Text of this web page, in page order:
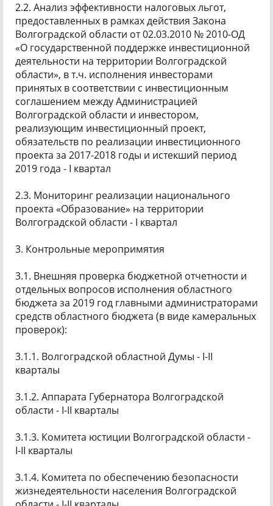
2.2. Анализ эффективности налоговых льгот,
предоставленных в рамках действия Закона
Волгоградской области от 02.03.2010 № 2010-ОД
«О государственной поддержке инвестиционной
деятельности на территории Волгоградской
области», в т.ч. исполнения инвесторами
принятых в соответствии с инвестиционным
соглашением между Администрацией
Волгоградской области и инвестором,
реализующим инвестиционный проект,
обязательств по реализации инвестиционного
проекта за 2017-2018 годы и истекший период
2019 года - I квартал
2.3. Мониторинг реализации национального
проекта «Образование» на территории
Волгоградской области - I квартал
3. Контрольные меропримятия
3.1. Внешняя проверка бюджетной отчетности и
отдельных вопросов исполнения областного
бюджета за 2019 год главными администраторами
средств областного бюджета (в виде камеральных
проверок):
3.1.1. Волгоградской областной Думы - I-II
кварталы
3.1.2. Аппарата Губернатора Волгоградской
области - I-II кварталы
3.1.3. Комитета юстиции Волгоградской области -
I-II кварталы
3.1.4. Комитета по обеспечению безопасности
жизнедеятельности населения Волгоградской